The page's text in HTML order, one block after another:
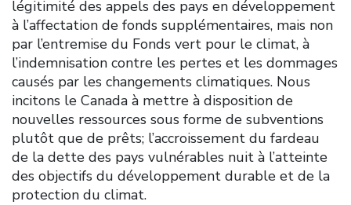
légitimité des appels des pays en développement
à l’affectation de fonds supplémentaires, mais non
par l’entremise du Fonds vert pour le climat, à
l’indemnisation contre les pertes et les dommages
causés par les changements climatiques. Nous
incitons le Canada à mettre à disposition de
nouvelles ressources sous forme de subventions
plutôt que de prêts; l’accroissement du fardeau
de la dette des pays vulnérables nuit à l’atteinte
des objectifs du développement durable et de la
protection du climat.